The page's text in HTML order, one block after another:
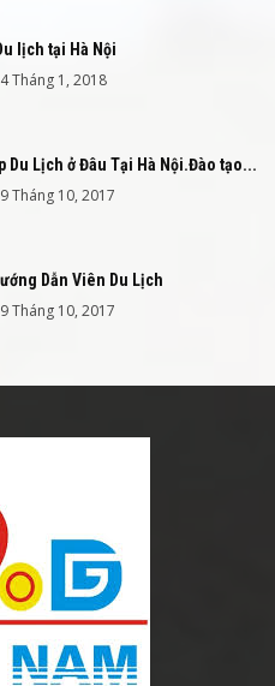
lịch tại Hà Nội
4 Tháng 1, 2018
Du Lịch ở Đâu Tại Hà Nội.Đào tạo...
9 Tháng 10, 2017
Dẫn Viên Du Lịch
9 Tháng 10, 2017